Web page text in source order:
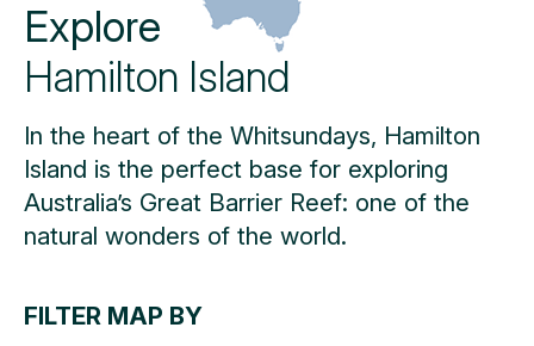
Explore
Hamilton Island
In the heart of the Whitsundays, Hamilton
Island is the perfect base for exploring
Australia’s Great Barrier Reef: one of the
natural wonders of the world.
FILTER MAP BY